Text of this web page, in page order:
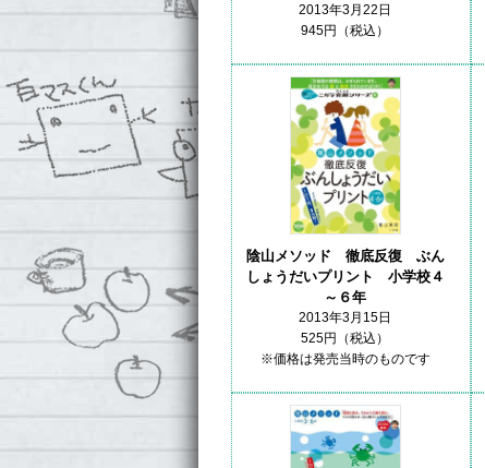
2013年3月22日
945円（税込）
陰山メソッド 徹底反復 ぶん
しょうだいプリント 小学校４
～６年
2013年3月15日
525円（税込）
※価格は発売当時のものです